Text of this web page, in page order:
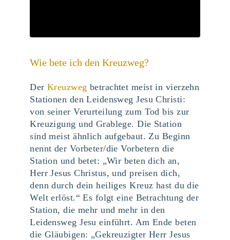
Wie bete ich den Kreuzweg?
Der Kreuzweg betrachtet meist in vierzehn
Stationen den Leidensweg Jesu Christi:
von seiner Verurteilung zum Tod bis zur
Kreuzigung und Grablege. Die Station
sind meist ähnlich aufgebaut. Zu Beginn
nennt der Vorbeter/die Vorbetern die
Station und betet: „Wir beten dich an,
Herr Jesus Christus, und preisen dich,
denn durch dein heiliges Kreuz hast du die
Welt erlöst.“ Es folgt eine Betrachtung der
Station, die mehr und mehr in den
Leidensweg Jesu einführt. Am Ende beten
die Gläubigen: „Gekreuzigter Herr Jesus